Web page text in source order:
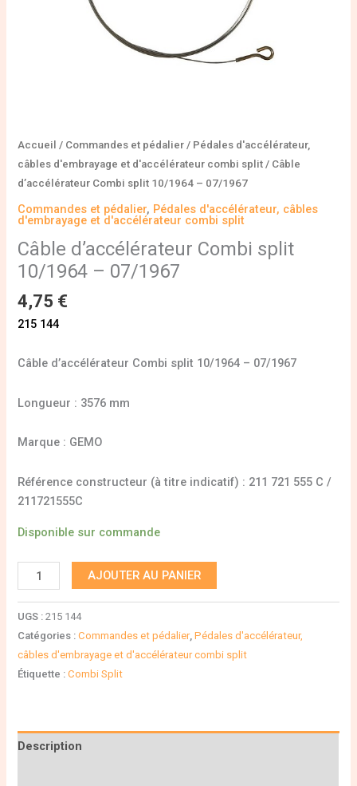
Accueil / Commandes et pédalier / Pédales d'accélérateur,
câbles d'embrayage et d'accélérateur combi split / Câble
d’accélérateur Combi split 10/1964 – 07/1967
Commandes et pédalier, Pédales d'accélérateur, câbles
d'embrayage et d'accélérateur combi split
Câble d’accélérateur Combi split
10/1964 – 07/1967
4,75 €
215 144
Câble d’accélérateur Combi split 10/1964 – 07/1967
Longueur : 3576 mm
Marque : GEMO
Référence constructeur (à titre indicatif) : 211 721 555 C /
211721555C
Disponible sur commande
AJOUTER AU PANIER
UGS :215 144
Catégories :Commandes et pédalier,Pédales d'accélérateur,
câbles d'embrayage et d'accélérateur combi split
Étiquette :Combi Split
Description